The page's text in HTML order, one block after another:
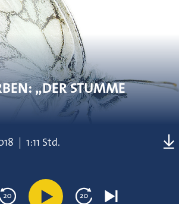
„DER STUMME
| 1:11 Std.